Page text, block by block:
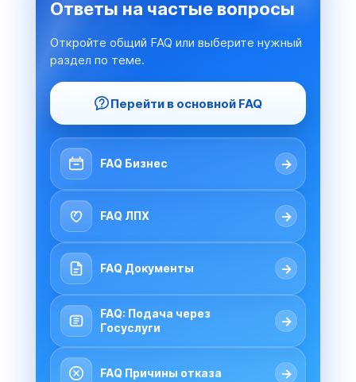
Ответы на частые вопросы
Откройте общий FAQ или выберите нужный
раздел по теме.
Перейти в основной FAQ
FAQ Бизнес →
FAQ ЛПХ →
FAQ Документы →
FAQ: Подача через
Госуслуги
→
FAQ Причины отказа →